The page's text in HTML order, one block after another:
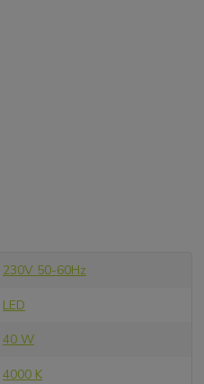
230V 50-60Hz
LED
40 W
4000 K